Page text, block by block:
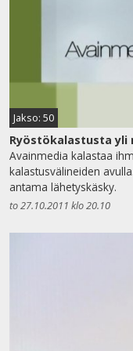
Jakso: 50
Ryöstökalastusta yli
Avainmedia kalastaa
kalastusvälineiden
antama lähetyskäsky.
to 27.10.2011 klo 20.10